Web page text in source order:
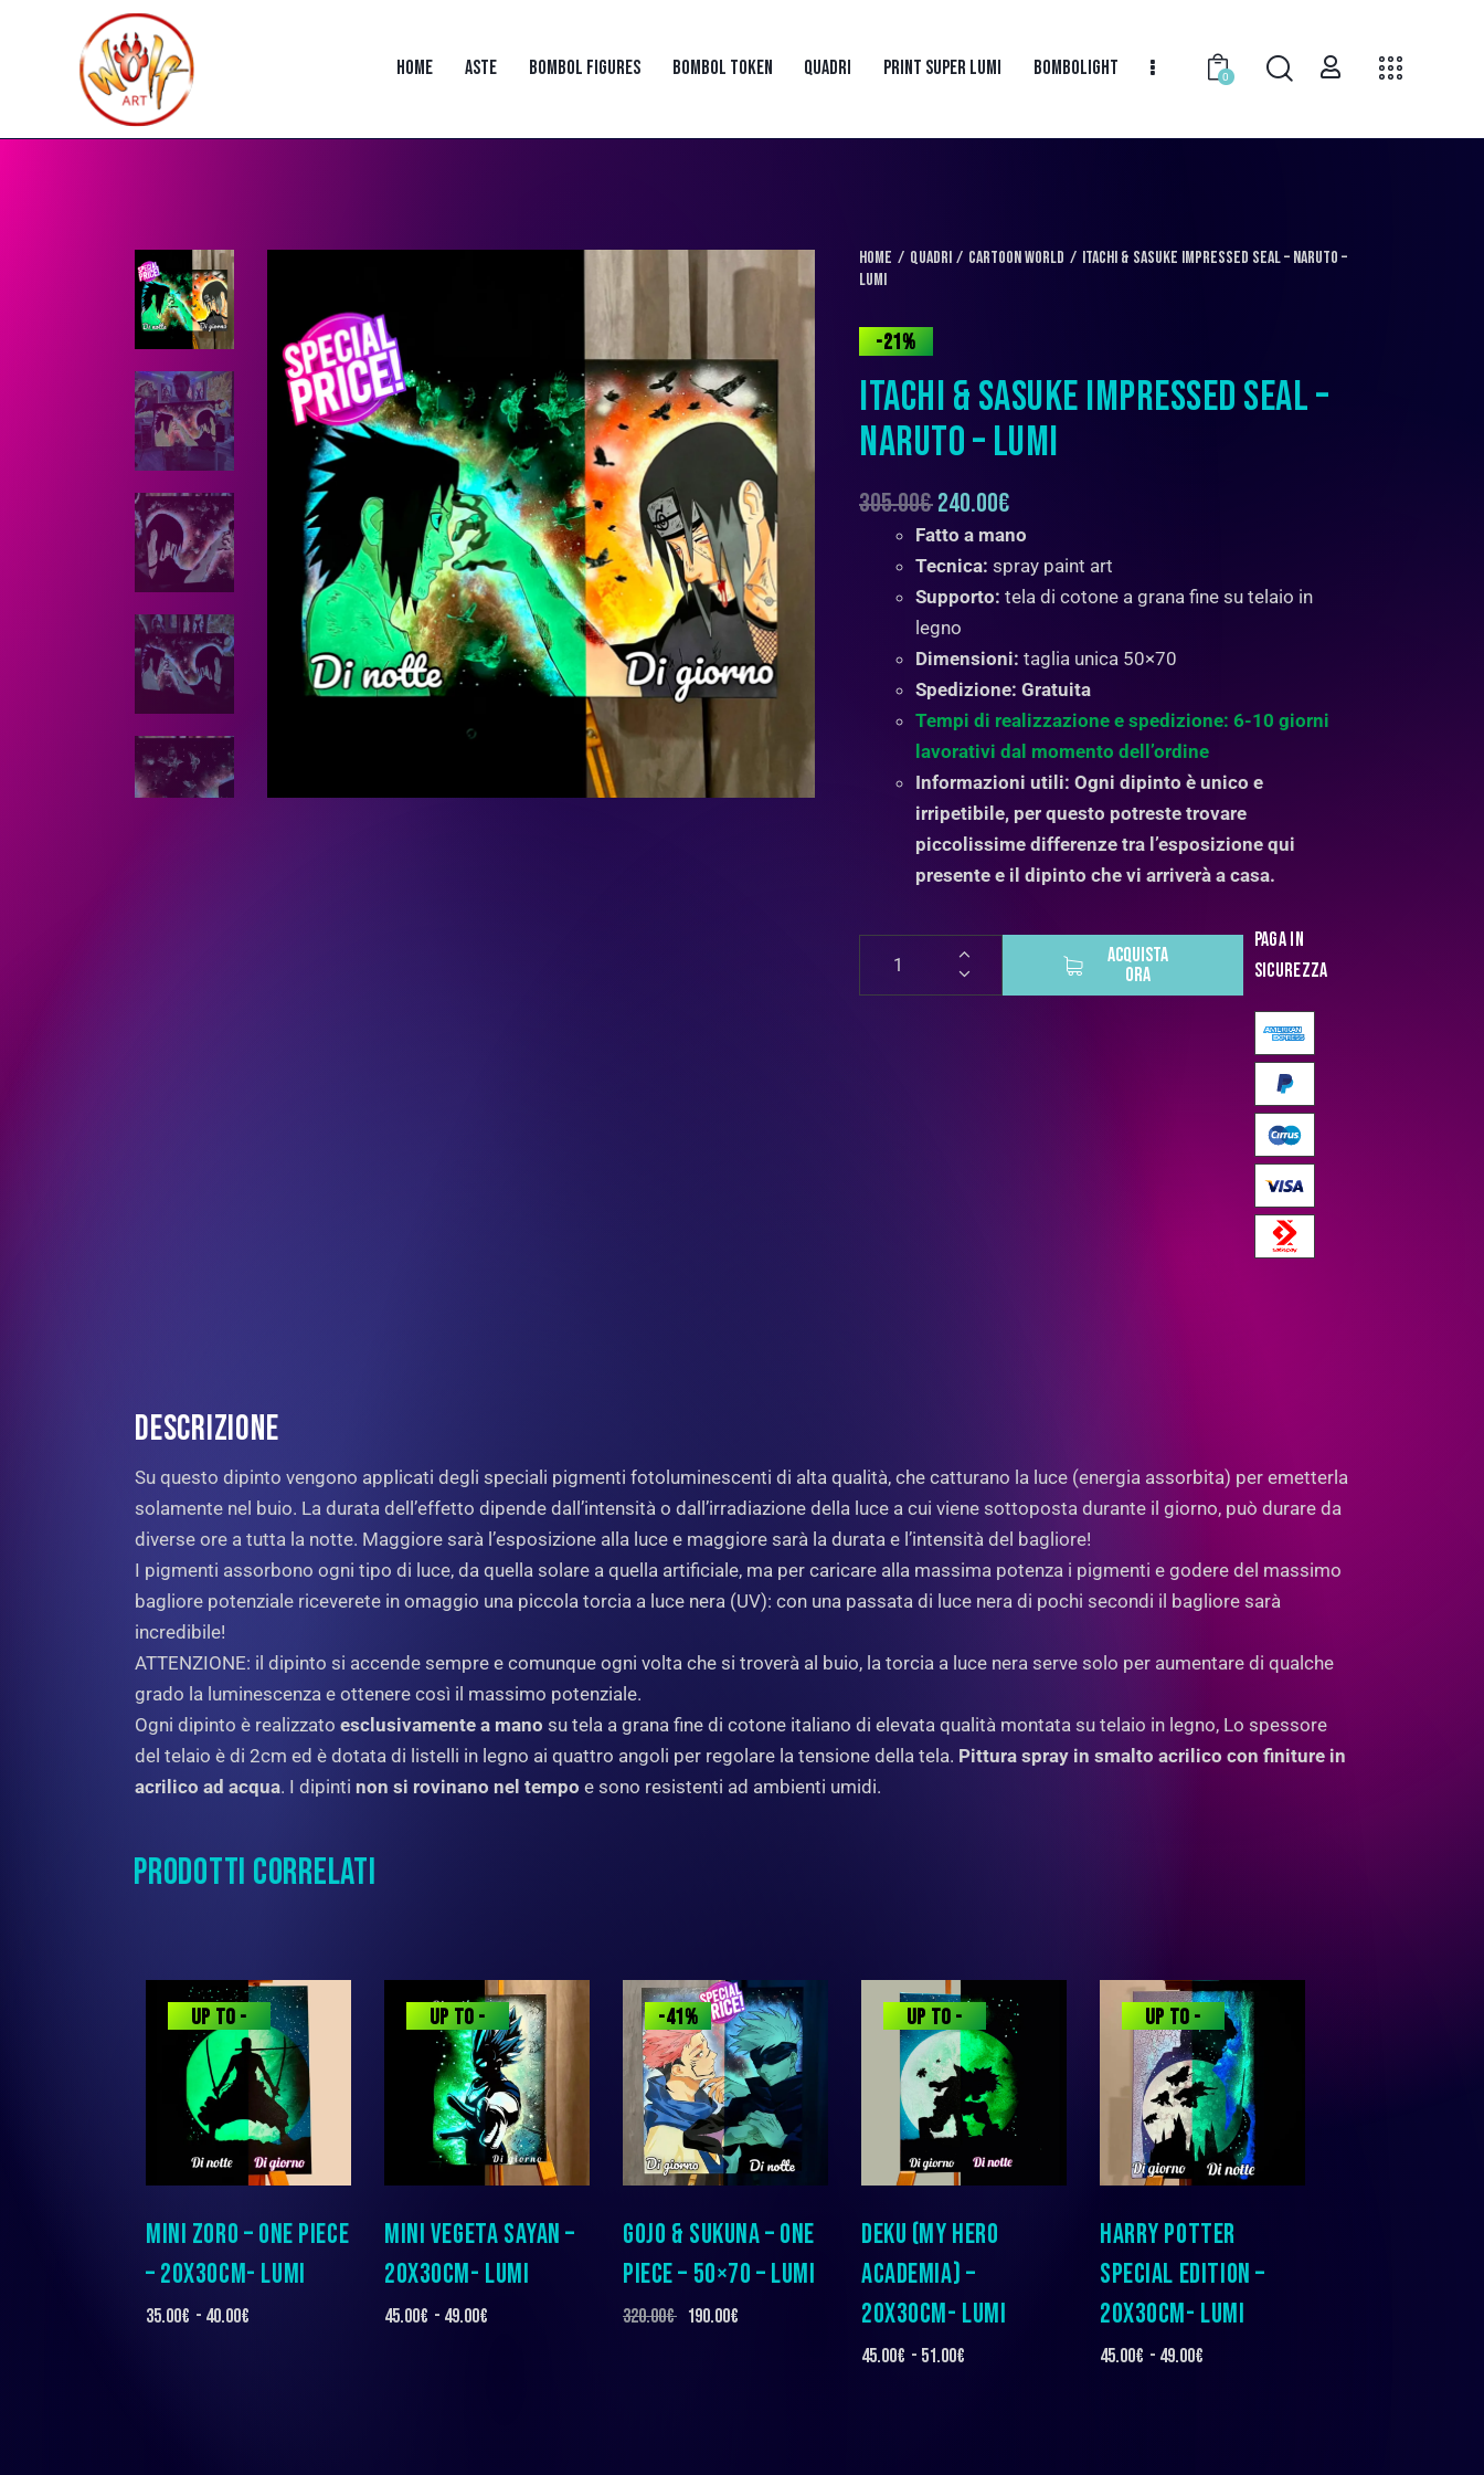
HOME ASTE BOMBOL FIGURES BOMBOL TOKEN QUADRI PRINT SUPER LUMI BOMBOLIGHT 0
Home QUADRI Cartoon World
Itachi & Sasuke Impressed Seal – Naruto –
Lumi
-21%
ITACHI & SASUKE IMPRESSED SEAL –
NARUTO – LUMI
305.00€240.00€
Fatto a mano
Tecnica: spray paint art
Supporto: tela di cotone a grana fine su telaio in
legno
Dimensioni: taglia unica 50×70
Spedizione: Gratuita
Tempi di realizzazione e spedizione: 6-10 giorni
lavorativi dal momento dell’ordine
Informazioni utili: Ogni dipinto è unico e
irripetibile, per questo potreste trovare
piccolissime differenze tra l’esposizione qui
presente e il dipinto che vi arriverà a casa.
ACQUISTA
ORA
Paga in
sicurezza
DESCRIZIONE
Su questo dipinto vengono applicati degli speciali pigmenti fotoluminescenti di alta qualità, che catturano la luce (energia assorbita) per emetterla
solamente nel buio. La durata dell’effetto dipende dall’intensità o dall’irradiazione della luce a cui viene sottoposta durante il giorno, può durare da
diverse ore a tutta la notte. Maggiore sarà l’esposizione alla luce e maggiore sarà la durata e l’intensità del bagliore!
I pigmenti assorbono ogni tipo di luce, da quella solare a quella artificiale, ma per caricare alla massima potenza i pigmenti e godere del massimo
bagliore potenziale riceverete in omaggio una piccola torcia a luce nera (UV): con una passata di luce nera di pochi secondi il bagliore sarà
incredibile!
ATTENZIONE: il dipinto si accende sempre e comunque ogni volta che si troverà al buio, la torcia a luce nera serve solo per aumentare di qualche
grado la luminescenza e ottenere così il massimo potenziale.
Ogni dipinto è realizzato esclusivamente a mano su tela a grana fine di cotone italiano di elevata qualità montata su telaio in legno, Lo spessore
del telaio è di 2cm ed è dotata di listelli in legno ai quattro angoli per regolare la tensione della tela. Pittura spray in smalto acrilico con finiture in
acrilico ad acqua. I dipinti non si rovinano nel tempo e sono resistenti ad ambienti umidi.
PRODOTTI CORRELATI
UP TO -
8%
MINI ZORO – ONE PIECE
– 20X30CM- LUMI
35.00€ - 40.00€
UP TO -
9%
MINI VEGETA SAYAN –
20X30CM- LUMI
45.00€ - 49.00€
-41%
GOJO & SUKUNA – ONE
PIECE – 50×70 – LUMI
320.00€ 190.00€
UP TO -
8%
DEKU (MY HERO
ACADEMIA) –
20X30CM- LUMI
45.00€ - 51.00€
UP TO -
9%
HARRY POTTER
SPECIAL EDITION –
20X30CM- LUMI
45.00€ - 49.00€